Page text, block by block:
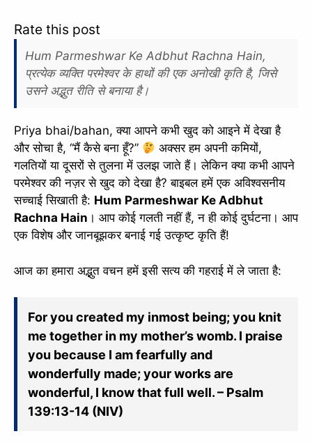
Rate this post
Hum Parmeshwar Ke Adbhut Rachna Hain,
प्रत्येक व्यक्ति परमेश्वर के हाथों की एक अनोखी कृति है, जिसे
उसने अद्भुत रीति से बनाया है।
Priya bhai/bahan, क्या आपने कभी खुद को आइने में देखा है
और सोचा है, “मैं कैसे बना हूँ?”
अक्सर हम अपनी कमियों,
गलतियों या दूसरों से तुलना में उलझ जाते हैं। लेकिन क्या कभी आपने
परमेश्वर की नज़र से खुद को देखा है? बाइबल हमें एक अविश्वसनीय
सच्चाई सिखाती है: Hum Parmeshwar Ke Adbhut
Rachna Hain । आप कोई गलती नहीं हैं, न ही कोई दुर्घटना। आप
एक विशेष और जानबूझकर बनाई गई उत्कृष्ट कृति हैं!
आज का हमारा अद्भुत वचन हमें इसी सत्य की गहराई में ले जाता है:
For you created my inmost being; you knit
me together in my mother’s womb. I praise
you because I am fearfully and
wonderfully made; your works are
wonderful, I know that full well. – Psalm
139:13-14 (NIV)